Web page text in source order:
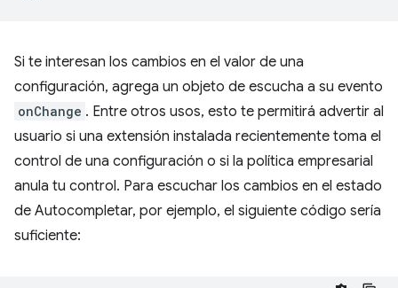
Si te interesan los cambios en el valor de una
configuración, agrega un objeto de escucha a su evento
onChange . Entre otros usos, esto te permitirá advertir al
usuario si una extensión instalada recientemente toma el
control de una configuración o si la política empresarial
anula tu control. Para escuchar los cambios en el estado
de Autocompletar, por ejemplo, el siguiente código sería
suficiente: